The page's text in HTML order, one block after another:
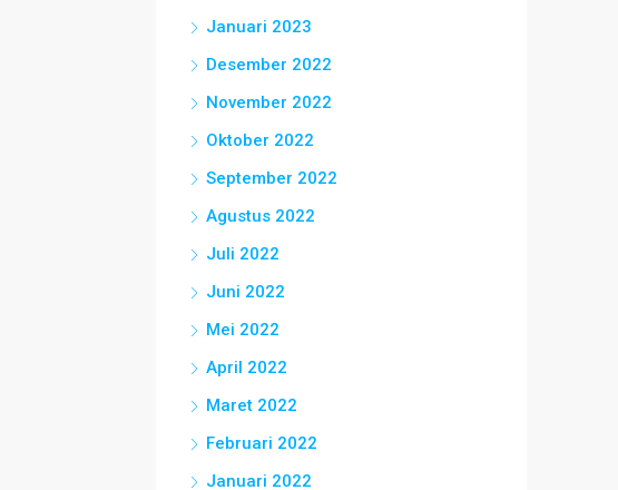
Januari 2023
Desember 2022
November 2022
Oktober 2022
September 2022
Agustus 2022
Juli 2022
Juni 2022
Mei 2022
April 2022
Maret 2022
Februari 2022
Januari 2022